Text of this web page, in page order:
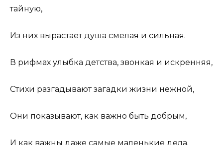
тайную,
Из них вырастает душа смелая и сильная.
В рифмах улыбка детства, звонкая и искренняя,
Стихи разгадывают загадки жизни нежной,
Они показывают, как важно быть добрым,
И как важны даже самые маленькие дела.